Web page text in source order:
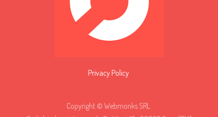
Privacy Policy
Copyright © Webmonks SRL